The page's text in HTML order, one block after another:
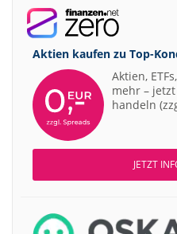
Aktien kaufen zu Top-
Aktien,
mehr –
handeln
JETZT